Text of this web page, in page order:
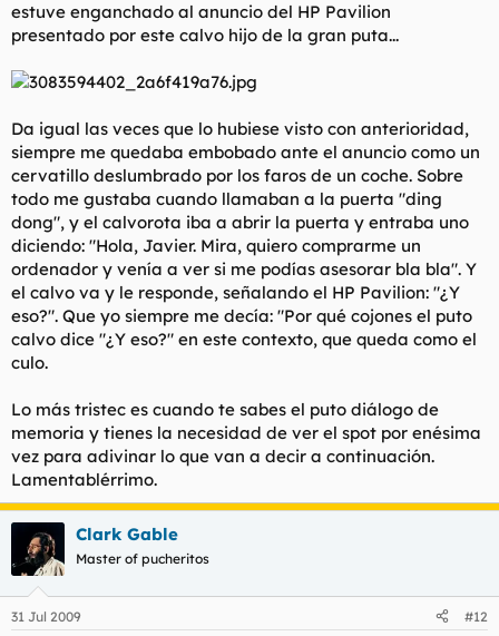
estuve enganchado al anuncio del HP Pavilion
presentado por este calvo hijo de la gran puta...
Da igual las veces que lo hubiese visto con anterioridad,
siempre me quedaba embobado ante el anuncio como un
cervatillo deslumbrado por los faros de un coche. Sobre
todo me gustaba cuando llamaban a la puerta "ding
dong", y el calvorota iba a abrir la puerta y entraba uno
diciendo: "Hola, Javier. Mira, quiero comprarme un
ordenador y venía a ver si me podías asesorar bla bla". Y
el calvo va y le responde, señalando el HP Pavilion: "¿Y
eso?". Que yo siempre me decía: "Por qué cojones el puto
calvo dice "¿Y eso?" en este contexto, que queda como el
culo.
Lo más tristec es cuando te sabes el puto diálogo de
memoria y tienes la necesidad de ver el spot por enésima
vez para adivinar lo que van a decir a continuación.
Lamentablérrimo.
Clark Gable
Master of pucheritos
31 Jul 2009 #12